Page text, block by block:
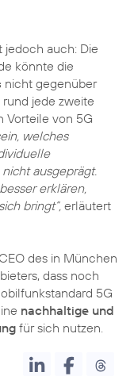
jedoch auch: Die
könnte die
nicht gegenüber
jede zweite
Vorteile von 5G
welches
ausgeprägt.
erklären,
bringt“, erläutert
des in München
dass noch
5G
nachhaltige und
für sich nutzen.